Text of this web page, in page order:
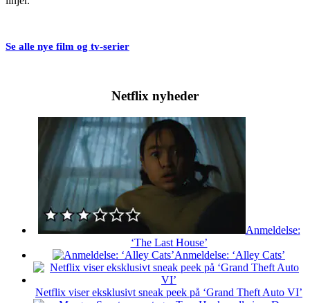
Se alle nye film og tv-serier
Netflix nyheder
Anmeldelse:
‘The Last House’
Anmeldelse: ‘Alley Cats’
Netflix viser eksklusivt sneak peek på ‘Grand Theft Auto VI’